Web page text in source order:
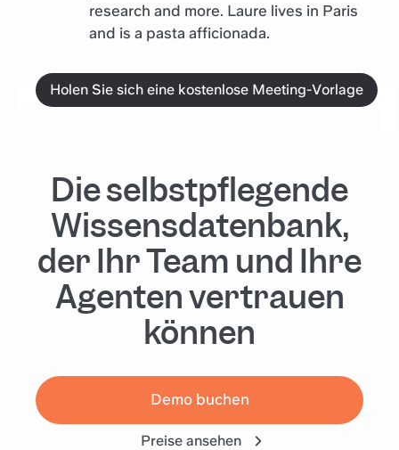
research and more. Laure lives in Paris
and is a pasta afficionada.
Holen Sie sich eine kostenlose Meeting-Vorlage
Die selbstpflegende
Wissensdatenbank,
der Ihr Team und Ihre
Agenten vertrauen
können
Demo buchen
Preise ansehen